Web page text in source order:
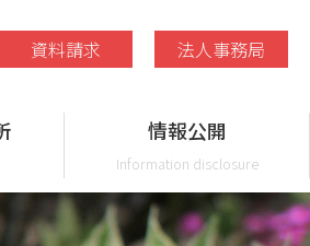
資料請求 法人事務局
情報公開
Information disclosure